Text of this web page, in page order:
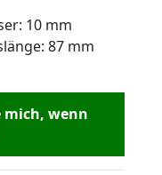
10 mm
87 mm
mich, wenn